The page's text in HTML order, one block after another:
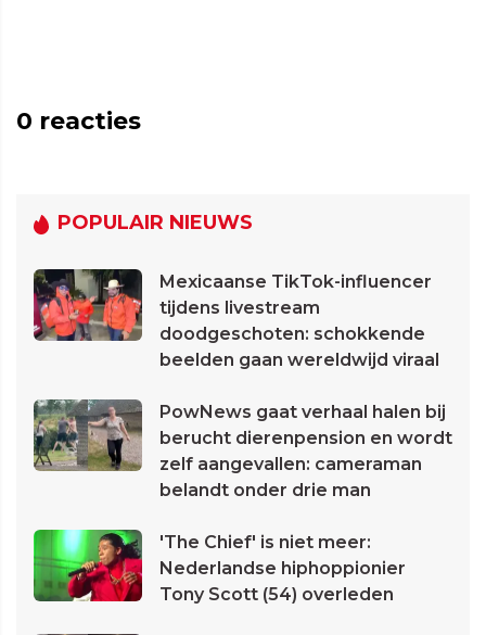
0 reacties
POPULAIR NIEUWS
Mexicaanse TikTok-influencer
tijdens livestream
doodgeschoten: schokkende
beelden gaan wereldwijd viraal
PowNews gaat verhaal halen bij
berucht dierenpension en wordt
zelf aangevallen: cameraman
belandt onder drie man
'The Chief' is niet meer:
Nederlandse hiphoppionier
Tony Scott (54) overleden